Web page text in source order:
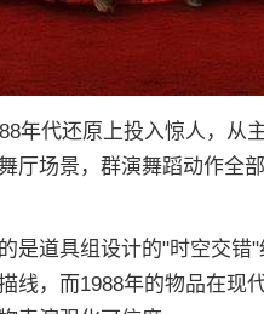
年代还原上投入惊人，从
厅场景，群演舞蹈动作全
是道具组设计的"时空交错
线，而1988年的物品在现